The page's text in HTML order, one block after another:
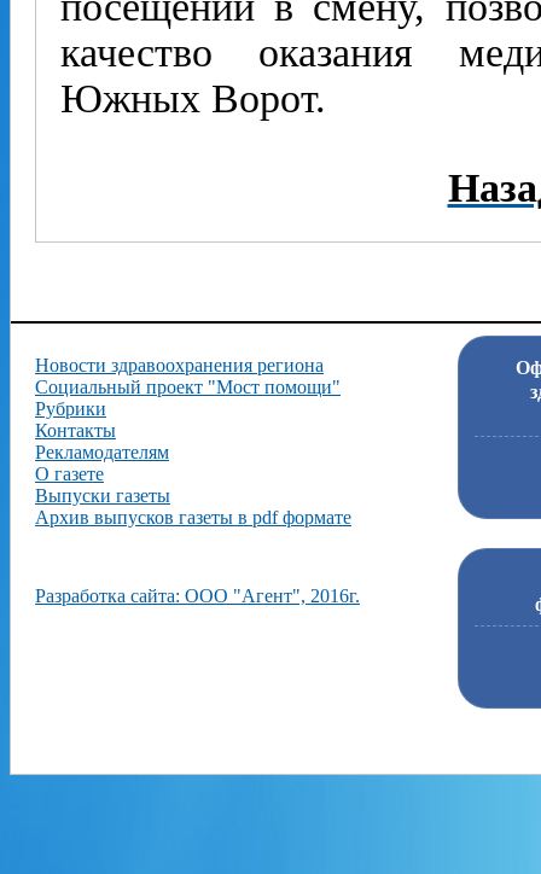
качество оказания
Южных Ворот.
Новости здравоохранения региона
Социальный проект "Мост помощи"
Рубрики
Контакты
Рекламодателям
О газете
Выпуски газеты
Архив выпусков газеты в pdf формате
Разработка сайта: ООО "Агент", 2016г.